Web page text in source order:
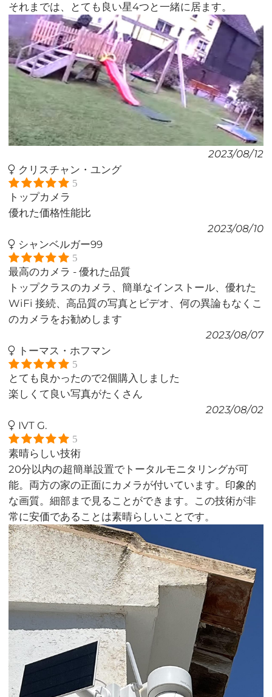
それまでは、とても良い星4つと一緒に居ます。
2023/08/12
クリスチャン・ユング
5
トップカメラ
優れた価格性能比
2023/08/10
シャンベルガー99
5
最高のカメラ - 優れた品質
トップクラスのカメラ、簡単なインストール、優れた
WiFi 接続、高品質の写真とビデオ、何の異論もなくこ
のカメラをお勧めします
2023/08/07
トーマス・ホフマン
5
とても良かったので2個購入しました
楽しくて良い写真がたくさん
2023/08/02
IVT G.
5
素晴らしい技術
20分以内の超簡単設置でトータルモニタリングが可
能。両方の家の正面にカメラが付いています。印象的
な画質。細部まで見ることができます。この技術が非
常に安価であることは素晴らしいことです。